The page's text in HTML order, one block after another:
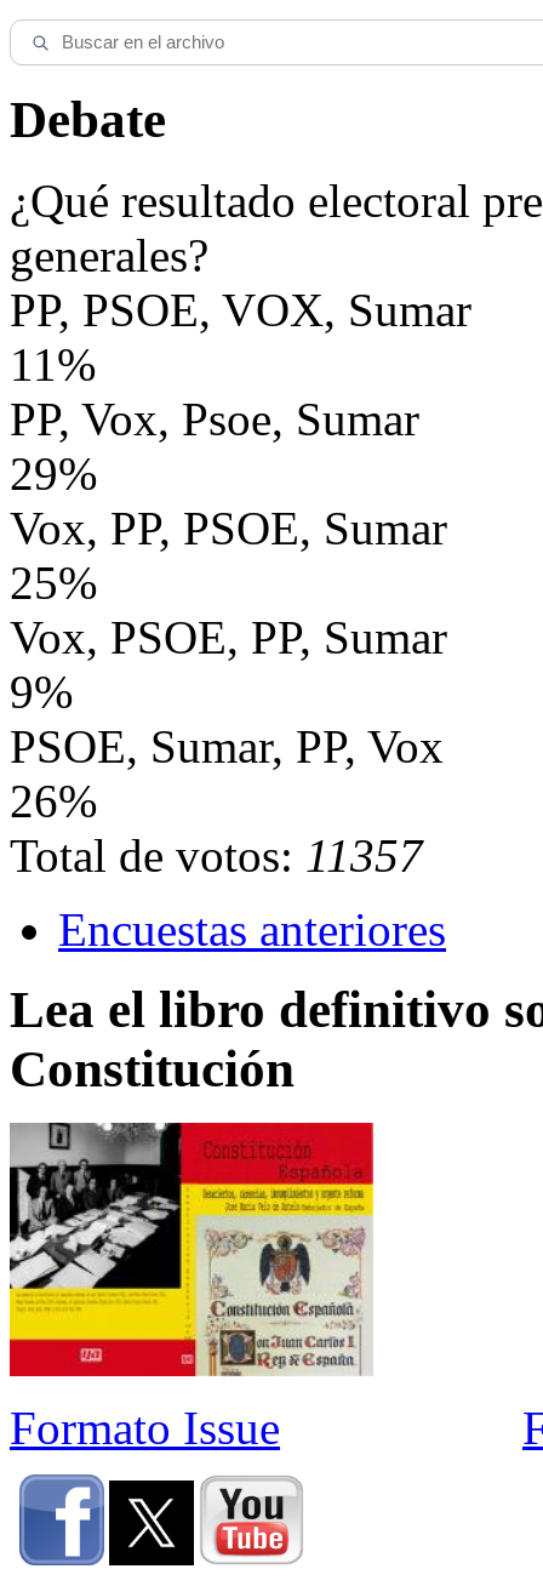
Debate
¿Qué resultado electoral
generales?
PP, PSOE, VOX, Sumar
11%
PP, Vox, Psoe, Sumar
29%
Vox, PP, PSOE, Sumar
25%
Vox, PSOE, PP, Sumar
9%
PSOE, Sumar, PP, Vox
26%
Total de votos: 11357
Encuestas anteriores
Lea el libro definitivo
Constitución
Formato Issue